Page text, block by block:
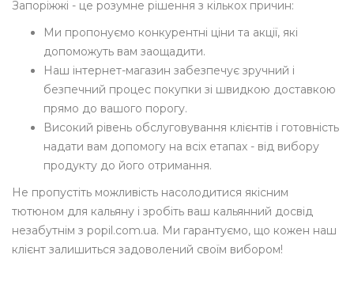
Запоріжжі - це розумне рішення з кількох причин:
Ми пропонуємо конкурентні ціни та акції, які
допоможуть вам заощадити.
Наш інтернет-магазин забезпечує зручний і
безпечний процес покупки зі швидкою доставкою
прямо до вашого порогу.
Високий рівень обслуговування клієнтів і готовність
надати вам допомогу на всіх етапах - від вибору
продукту до його отримання.
Не пропустіть можливість насолодитися якісним
тютюном для кальяну і зробіть ваш кальянний досвід
незабутнім з popil.com.ua. Ми гарантуємо, що кожен наш
клієнт залишиться задоволений своїм вибором!